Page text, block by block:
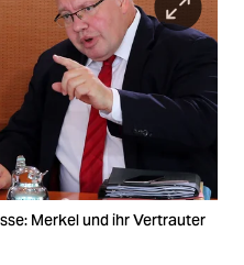
Merkel und ihr Vertrauter